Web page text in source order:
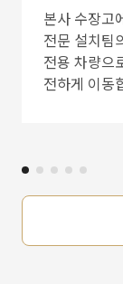
본사 수장고
전문 설치팀
전용 차량으
전하게 이동